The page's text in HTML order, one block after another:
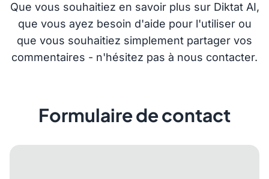
Que vous souhaitiez en savoir plus sur Diktat AI,
que vous ayez besoin d'aide pour l'utiliser ou
que vous souhaitiez simplement partager vos
commentaires - n'hésitez pas à nous contacter.
Formulaire de contact